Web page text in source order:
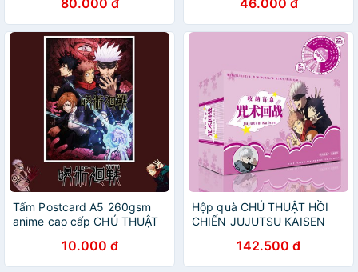
thương xinh xắn
80.000 đ
Jujutsu Kaisen nhiều mẫu
Beocaz
46.000 đ
Tấm Postcard A5 260gsm
anime cao cấp CHÚ THUẬT
KAISEN chibi ảnh đẹp nhiều
mẫu
10.000 đ
Hộp quà CHÚ THUẬT HỒI
CHIẾN JUJUTSU KAISEN
nước postcard bookmark
banner huy hiệu
142.500 đ